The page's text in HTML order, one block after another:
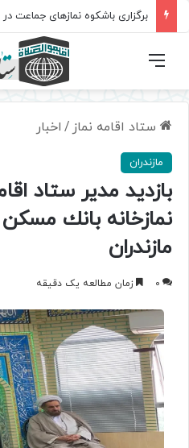
برگزاری باشکوه نمازهای جماعت
فهرست
ستاد اقامه نماز / اخبار
مازندران
بازديد مدير ستاد
نمازخانه بانك
مازندران
0 زمان مطالعه یک دقیقه